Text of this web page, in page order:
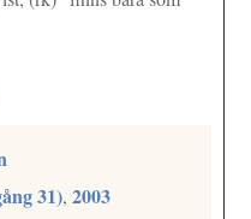
31),2003